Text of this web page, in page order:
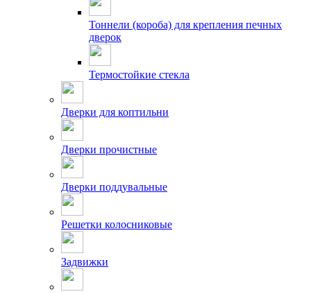
Тоннели (короба) для крепления печных
дверок
Термостойкие стекла
Дверки для коптильни
Дверки прочистные
Дверки поддувальные
Решетки колосниковые
Задвижки